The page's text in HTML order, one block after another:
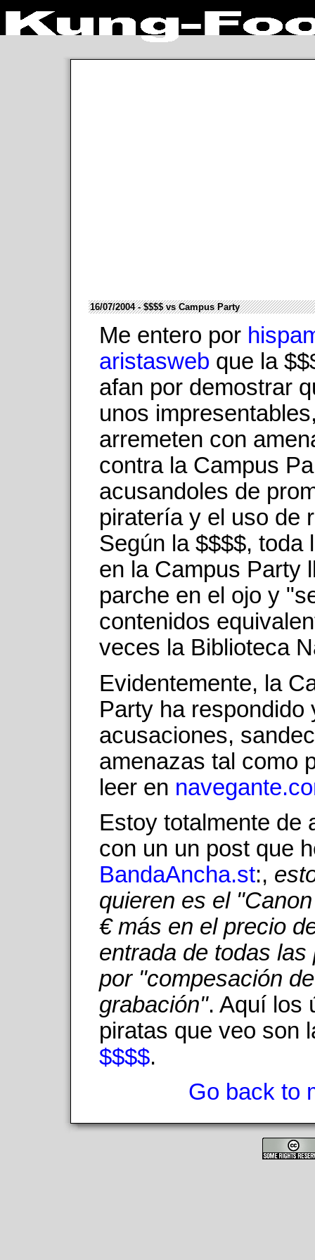
16/07/2004 - $$$$ vs Campus Party
Me entero por
aristasweb que la
afan por demostrar
unos
arremeten con
contra la Campus
acusandoles de
piratería y el uso de
Según la $$$$, toda
en la Campus Party
parche en el ojo y
contenidos
veces la Biblioteca
Evidentemente, la
Party ha respondido
acusaciones,
amenazas tal como
leer en
Estoy totalmente de
con un un post que
BandaAncha.st:,
quieren es el
€ más en el precio
entrada de todas las
por "compesación de
grabación". Aquí los
piratas que veo son
$$$$.
Go back to